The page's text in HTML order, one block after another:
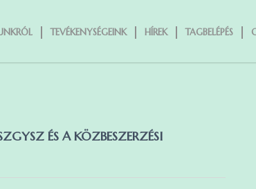
TEVÉKENYSÉGEINK HÍREK TAGBELÉPÉS
ÉS A KÖZBESZERZÉSI